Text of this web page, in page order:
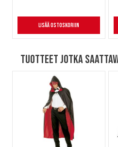
Lisää ostoskoriin
Tuotteet jotka